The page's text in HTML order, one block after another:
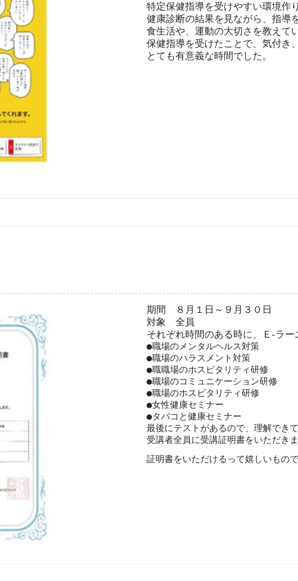
特定保健指導を受けやすい環境作
健康診断の結果を見ながら、指導
食生活や、運動の大切さを教えて
保健指導を受けたことで、気付き
とても有意義な時間でした。
期間 ８月１日～９月３０日
対象 全員
それぞれ時間のある時に、Ｅ-ラー
●職場のメンタルヘルス対策
●職場のハラスメント対策
●職職場のホスピタリティ研修
●職場のコミュニケーション研修
●職場のホスピタリティ研修
●女性健康セミナー
●タバコと健康セミナー
最後にテストがあるので、理解でき
受講者全員に受講証明書をいただきま
証明書をいただけるって嬉しいもの